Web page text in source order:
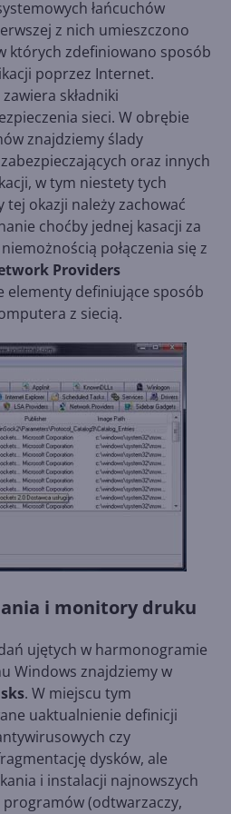
łańcuchów
z nich umieszczono
których zdefiniowano sposób
poprzez Internet.
składniki
sieci. W obrębie
znajdziemy ślady
oraz innych
w tym niestety tych
tej okazji należy zachować
choćby jednej kasacji za
połączenia się z
Providers
elementy definiujące sposób
z siecią.
i monitory druku
ujętych w harmonogramie
Windows znajdziemy w
. W miejscu tym
uaktualnienie definicji
czy
dysków, ale
i instalacji najnowszych
(odtwarzaczy,